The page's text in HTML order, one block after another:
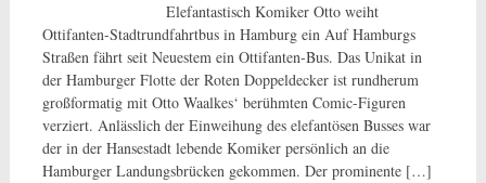
Elefantastisch Komiker Otto weiht
Ottifanten-Stadtrundfahrtbus in Hamburg ein Auf Hamburgs
Straßen fährt seit Neuestem ein Ottifanten-Bus. Das Unikat in
der Hamburger Flotte der Roten Doppeldecker ist rundherum
großformatig mit Otto Waalkes‘ berühmten Comic-Figuren
verziert. Anlässlich der Einweihung des elefantösen Busses war
der in der Hansestadt lebende Komiker persönlich an die
Hamburger Landungsbrücken gekommen. Der prominente […]